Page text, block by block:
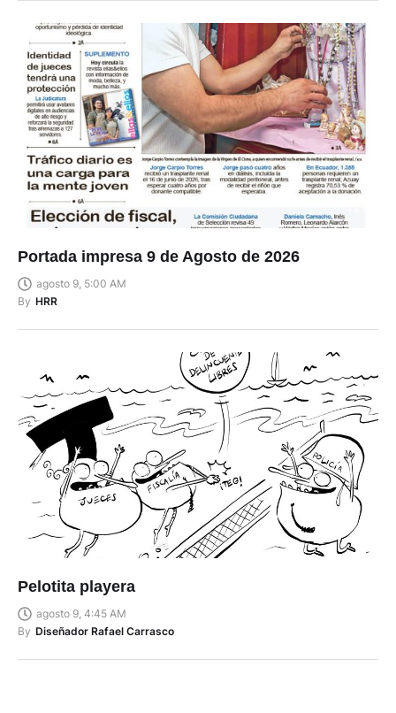
Portada impresa 9 de Agosto de 2026
agosto 9, 5:00 AM
By HRR
Pelotita playera
agosto 9, 4:45 AM
By Diseñador Rafael Carrasco